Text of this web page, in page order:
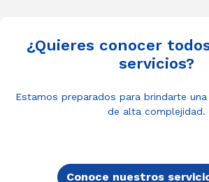
¿Quieres conocer
servicios?
Estamos preparados para brindarte
de alta complejidad.
Conoce nuestros